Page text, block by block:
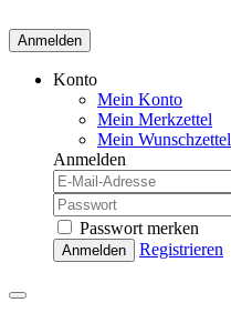
Anmelden
Konto
Mein Konto
Mein Merkzettel
Mein Wunschzettel
Anmelden
Passwort merken
Anmelden Registrieren